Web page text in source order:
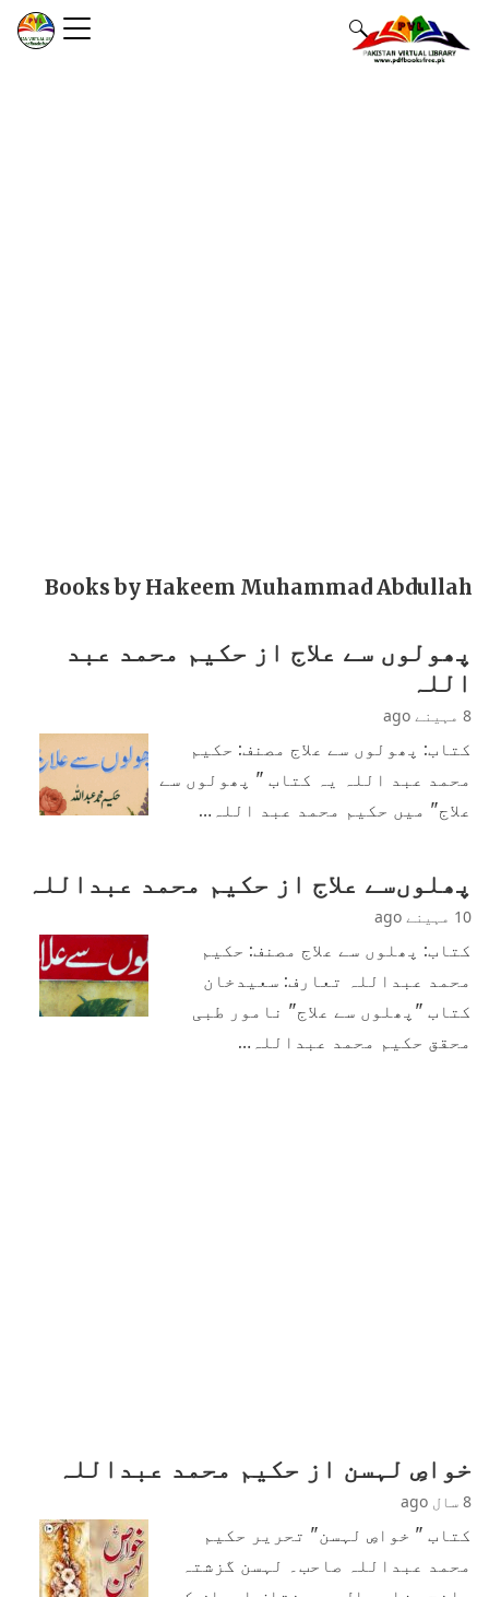
Books by Hakeem Muhammad Abdullah
پھولوں سے علاج از حکیم محمد عبد
اللہ
8 مہینے ago
کتاب: پھولوں سے علاج مصنف: حکیم
محمد عبد اللہ یہ کتاب " پھولوں سے
علاج" میں حکیم محمد عبد اللہ…
پھلوں‌سے علاج از حکیم محمد عبداللہ
10 مہینے ago
کتاب: پھلوں سے علاج مصنف: حکیم
محمد عبداللہ تعارف: سعیدخان
کتاب "پھلوں سے علاج" نامور طبی
محقق حکیم محمد عبداللہ…
خواصِ لہسن از حکیم محمد عبداللہ
8 سال ago
کتاب " خواصِ لہسن" تحریر حکیم
محمد عبداللہ صاحب۔ لہسن گزشتہ